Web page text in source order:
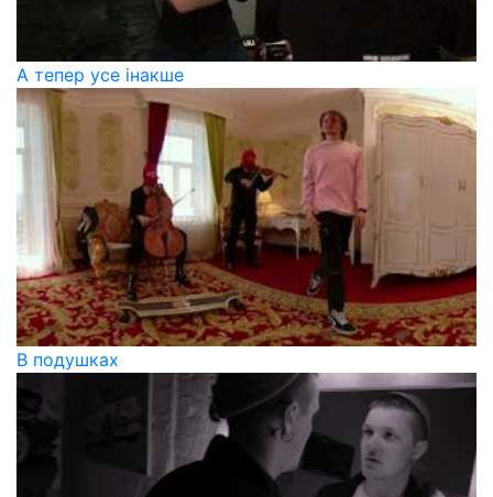
А тепер усе інакше
В подушках